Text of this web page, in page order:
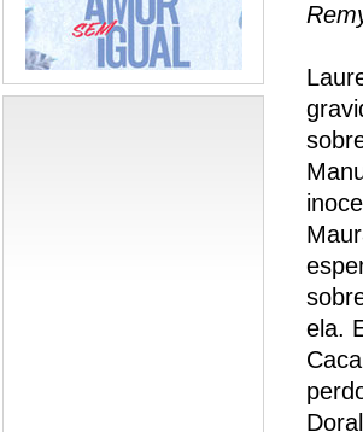
ela.